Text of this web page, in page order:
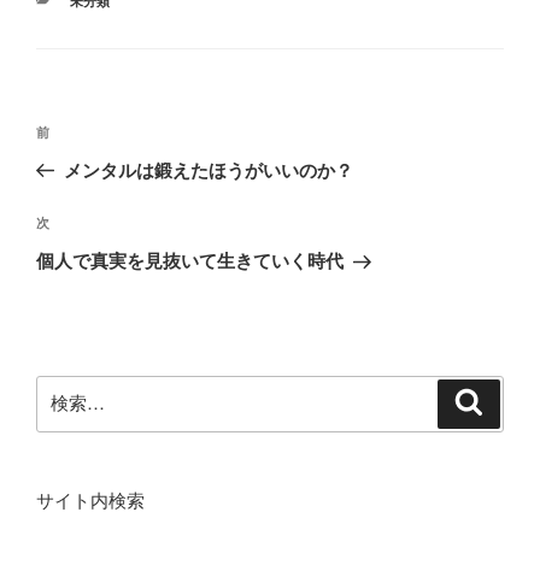
投
ビ
ゲ
ン
前
の
稿
前
メンタルは鍛えたほうがいいのか？
次
の
次
個人で真実を見抜いて生きていく時代
索:
サイト内検索